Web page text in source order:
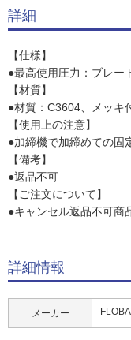
詳細
【仕様】
●最高使用圧力：ブレー
【材質】
●材質：C3604、メッキ
【使用上の注意】
●加締機で加締めての固
【備考】
●返品不可
【ご注文について】
●キャンセル返品不可商
詳細情報
メーカー